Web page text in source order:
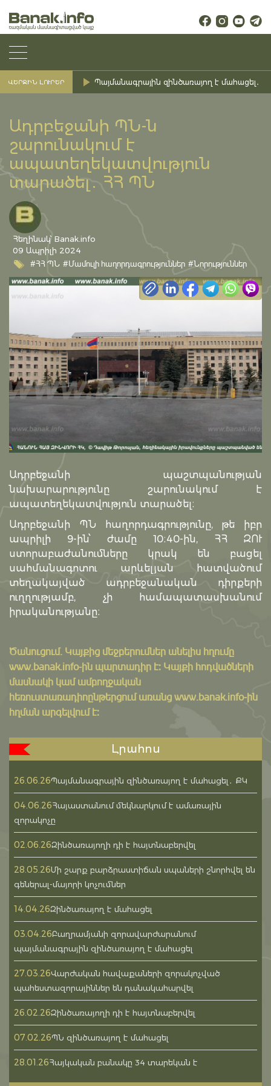
ՎԵՐՋԻՆ ԼՈՒՐԵՐ Պայմանագրային զինծառայող է մահացել․
Ադրբեջանի ՊՆ-ն
շարունակում է
ապատեղեկատվություն
տարածել․ ՀՀ ՊՆ
Հեղինակ՝ Banak.info
09 Ապրիլի 2024
#ՀՀ ՊՆ #Մամուլի հաղորդագրություններ #Նորություններ
Ադրբեջանի պաշտպանության
նախարարությունը շարունակում է
ապատեղեկատվություն տարածել։
Ադրբեջանի ՊՆ հաղորդագրությունը, թե իբր
ապրիլի 9-ին՝ ժամը 10։40-ին, ՀՀ ԶՈՒ
ստորաբաժանումները կրակ են բացել
սահմանագոտու արևելյան հատվածում
տեղակայված ադրբեջանական դիրքերի
ուղղությամբ, չի համապատասխանում
իրականությանը։
Ծանուցում․ Կայքից մեջբերումներ անելիս հղումը
www.banak.info-ին պարտադիր է: Կայքի հոդվածների
մասնակի կամ ամբողջական
հեռուստառադիոընթերցում առանց www.banak.info-ին
հղման արգելվում է:
Լրահոս
26.06.26Պայմանագրային զինծառայող է մահացել․ ՔԿ
04.06.26Հայաստանում մեկնարկում է ամառային
զորակոչը
02.06.26Զինծառայողի դի է հայտնաբերվել
28.05.26Մի շարք բարձրաստիճան սպաների շնորհվել են
գեներալ-մայորի կոչումներ
14.04.26Զինծառայող է մահացել
03.04.26Բաղրամյանի զորավարժարանում
պայմանագրային զինծառայող է մահացել
27.03.26Վարժական հավաքաների զորակոչված
պահեստազորայիններ են դանակահարվել
26.02.26Զինծառայողի դի է հայտնաբերվել
07.02.26ՊՆ զինծառայող է մահացել
28.01.26Հայկական բանակը 34 տարեկան է